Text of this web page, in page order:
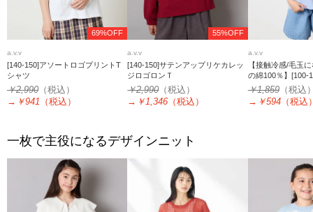
69%OFF
a.v.v
[140-150]アソートロゴプリントT
シャツ
￥2,990 （税込）
→ ￥941 （税込）
55%OFF
a.v.v
[140-150]サテンアップリケカレッ
ジロゴロンＴ
￥2,990（税込）
→ ￥1,346 （税込）
a.v.v
【接触冷感/毛玉
の綿100％】[100-
ロゴTシャツ
￥1,859（税込
→ ￥594（税込
一枚で主役になるデザインニット